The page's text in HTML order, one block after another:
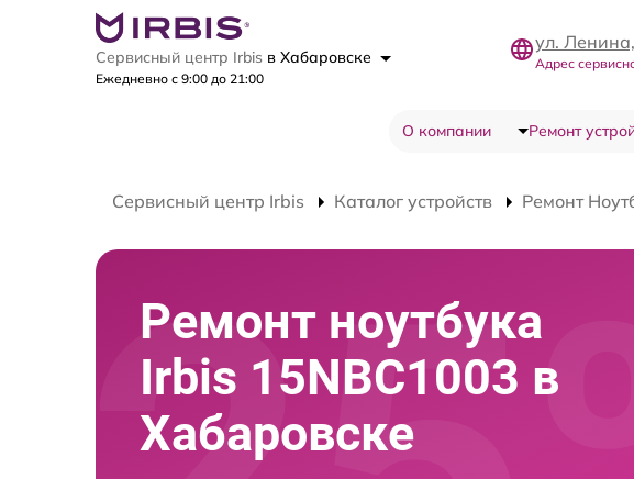
Сервисный центр Irbis в Хабаровске
Ежедневно с 9:00 до 21:00
ул.
Адрес
О компании Ремонт
Сервисный центр Irbis Каталог устройств Ремонт
Ремонт ноутбука
Irbis 15NBC1003 в
Хабаровске